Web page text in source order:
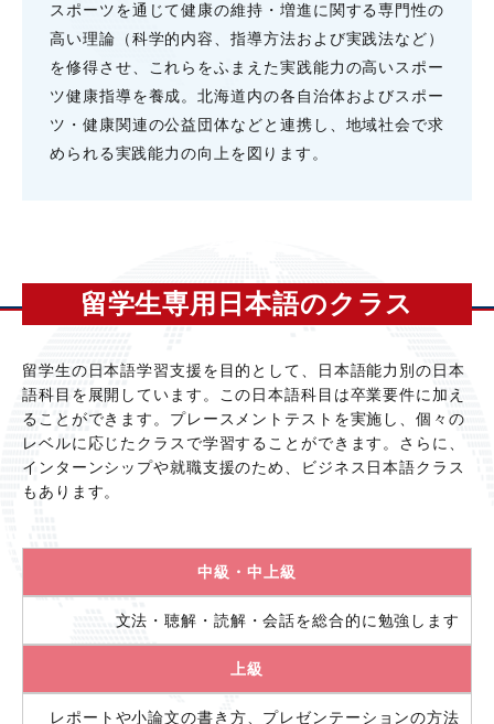
スポーツを通じて健康の維持・増進に関する専⾨性の
⾼い理論（科学的内容、指導⽅法および実践法など）
を修得させ、これらをふまえた実践能⼒の⾼いスポー
ツ健康指導を養成。北海道内の各⾃治体およびスポー
ツ・健康関連の公益団体などと連携し、地域社会で求
められる実践能⼒の向上を図ります。
留学⽣専⽤⽇本語のクラス
留学⽣の⽇本語学習⽀援を⽬的として、⽇本語能⼒別の⽇本
語科⽬を展開しています。この⽇本語科⽬は卒業要件に加え
ることができます。プレースメントテストを実施し、個々の
レベルに応じたクラスで学習することができます。さらに、
インターンシップや就職⽀援のため、ビジネス⽇本語クラス
もあります。
中級・中上級
文法・聴解・読解・会話を総合的に勉強します
上級
レポートや小論文の書き方、プレゼンテーションの方法